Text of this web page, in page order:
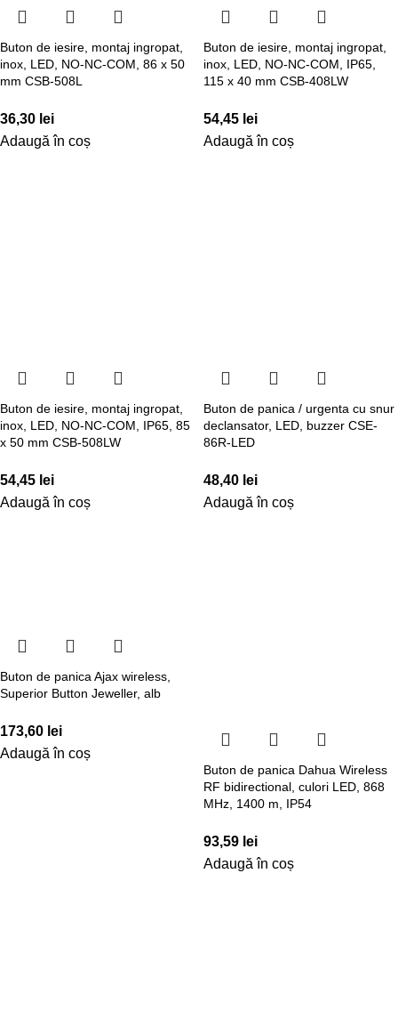
Buton de iesire, montaj ingropat,
inox, LED, NO-NC-COM, 86 x 50
mm CSB-508L
36,30 lei
Adaugă în coș
Buton de iesire, montaj ingropat,
inox, LED, NO-NC-COM, IP65,
115 x 40 mm CSB-408LW
54,45 lei
Adaugă în coș
Buton de iesire, montaj ingropat,
inox, LED, NO-NC-COM, IP65, 85
x 50 mm CSB-508LW
54,45 lei
Adaugă în coș
Buton de panica / urgenta cu snur
declansator, LED, buzzer CSE-
86R-LED
48,40 lei
Adaugă în coș
Buton de panica Ajax wireless,
Superior Button Jeweller, alb
173,60 lei
Adaugă în coș
Buton de panica Dahua Wireless
RF bidirectional, culori LED, 868
MHz, 1400 m, IP54
93,59 lei
Adaugă în coș